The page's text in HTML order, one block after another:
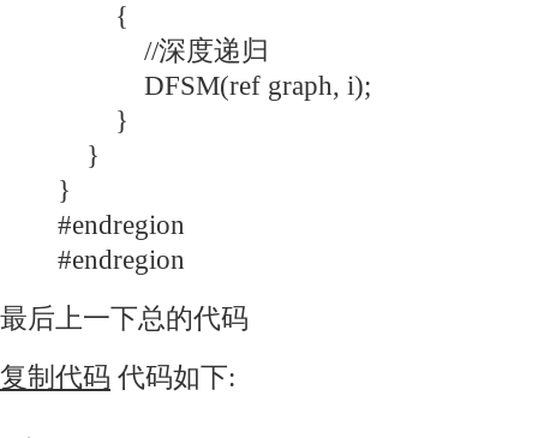
{
//深度递归
DFSM(ref graph, i);
}
}
}
#endregion
#endregion
最后上一下总的代码
复制代码 代码如下: